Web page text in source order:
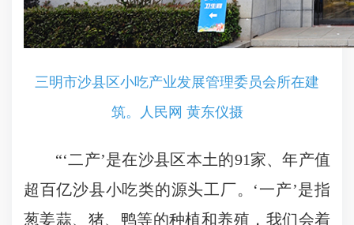
三明市沙县区小吃产业发展管理委员会所在建
筑。人民网 黄东仪摄
“‘二产’是在沙县区本土的91家、年产值
超百亿沙县小吃类的源头工厂。‘一产’是指
葱姜蒜、猪、鸭等的种植和养殖，我们会着